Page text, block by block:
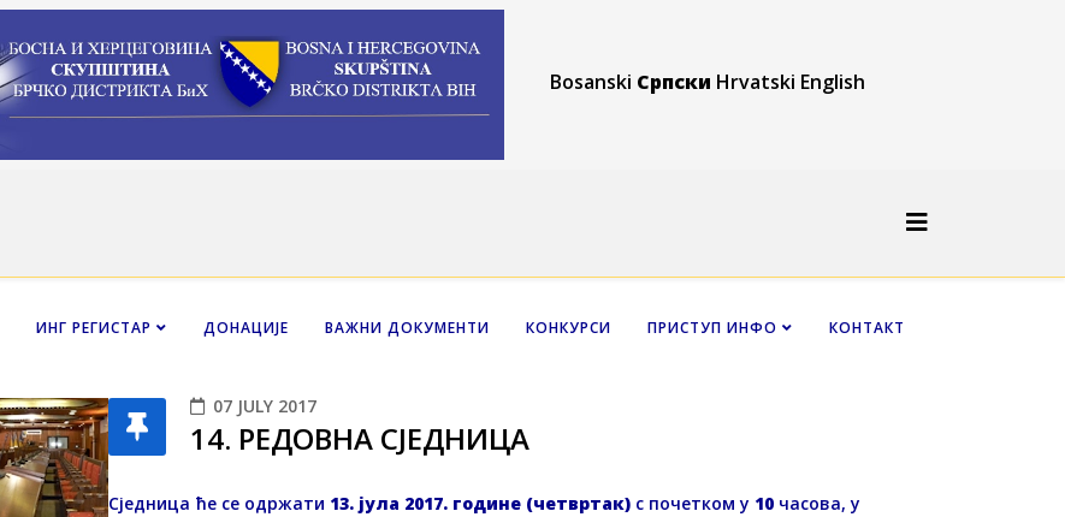
Bosanski Српски Hrvatski English
ИНГ РЕГИСТАР ДОНАЦИЈЕ ВАЖНИ ДОКУМЕНТИ КОНКУРСИ ПРИСТУП ИНФО КОНТАКТ
07 JULY 2017
14. РЕДОВНA СЈЕДНИЦA
Сједница ће се одржати 13. јула 2017. године (четвртак) с почетком у 10 часова, у